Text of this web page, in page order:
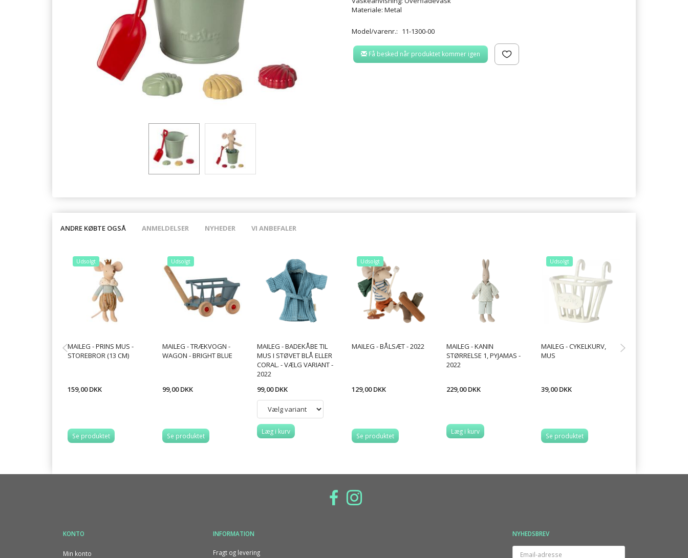
Materiale: Metal
Model/varenr.: 11-1300-00
Få besked når produktet kommer igen
ANDRE KØBTE OGSÅ ANMELDELSER NYHEDER VI ANBEFALER
Udsolgt
MAILEG - PRINS MUS -
STOREBROR (13 CM)
159,00 DKK
Se produktet
Udsolgt
MAILEG - TRÆKVOGN -
WAGON - BRIGHT BLUE
99,00 DKK
Se produktet
MAILEG - BADEKÅBE TIL
MUS I STØVET BLÅ ELLER
CORAL. - VÆLG VARIANT -
2022
99,00 DKK
Læg i kurv
Udsolgt
MAILEG - BÅLSÆT - 2022
129,00 DKK
Se produktet
MAILEG - KANIN
STØRRELSE 1, PYJAMAS -
2022
229,00 DKK
Læg i kurv
Udsolgt
MAILEG - CYKELKURV,
MUS
39,00 DKK
Se produktet
KONTO
Min konto
INFORMATION
Fragt og levering
NYHEDSBREV
Email-